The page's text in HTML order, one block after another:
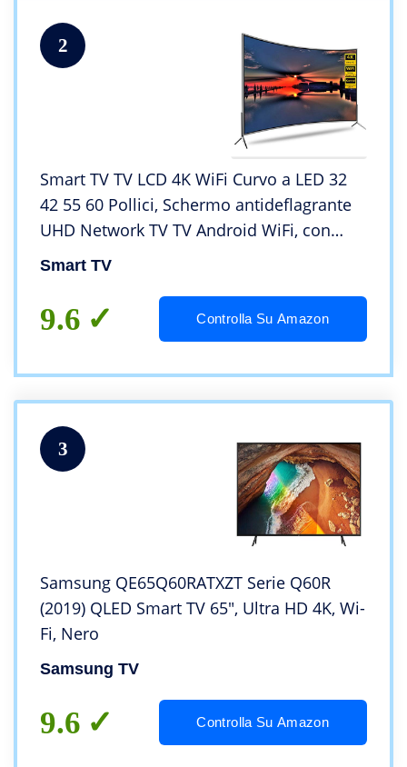
2
Smart TV TV LCD 4K WiFi Curvo a LED 32
42 55 60 Pollici, Schermo antideflagrante
UHD Network TV TV Android WiFi, con
interfaccia TV Via Cavo, VGA, HDMI, USB
Smart TV
9.6 Controlla Su Amazon
3
Samsung QE65Q60RATXZT Serie Q60R
(2019) QLED Smart TV 65″, Ultra HD 4K, Wi-
Fi, Nero
Samsung TV
9.6 Controlla Su Amazon